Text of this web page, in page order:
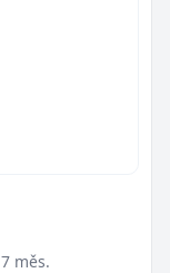
7 měs.